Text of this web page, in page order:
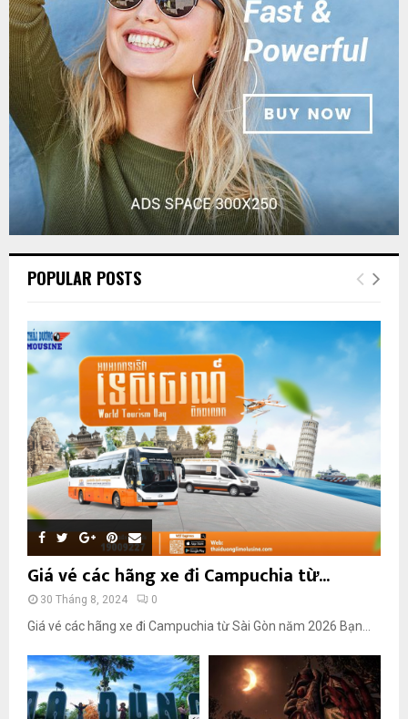
POPULAR POSTS
Giá vé các hãng xe đi Campuchia từ...
30 Tháng 8, 2024 0
Giá vé các hãng xe đi Campuchia từ Sài Gòn năm 2026 Bạn...